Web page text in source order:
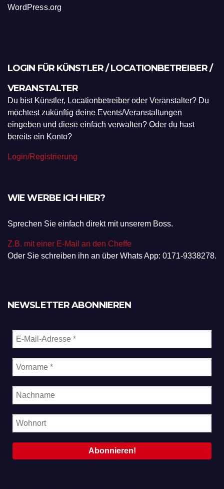
WordPress.org
LOGIN FÜR KÜNSTLER / LOCATIONBETREIBER /
VERANSTALTER
Du bist Künstler, Locationbetreiber oder Veranstalter? Du
möchtest zukünftig deine Events/Veranstaltungen
eingeben und diese einfach verwalten? Oder du hast
bereits ein Konto?
Login/Registrierung
WIE WERBE ICH HIER?
Sprechen Sie einfach direkt mit unserem Boss.
Z.B. mit einer E-Mail an den Cheffe
Oder Sie schreiben ihn an über Whats App: 0171-9338278.
NEWSLETTER ABONNIEREN